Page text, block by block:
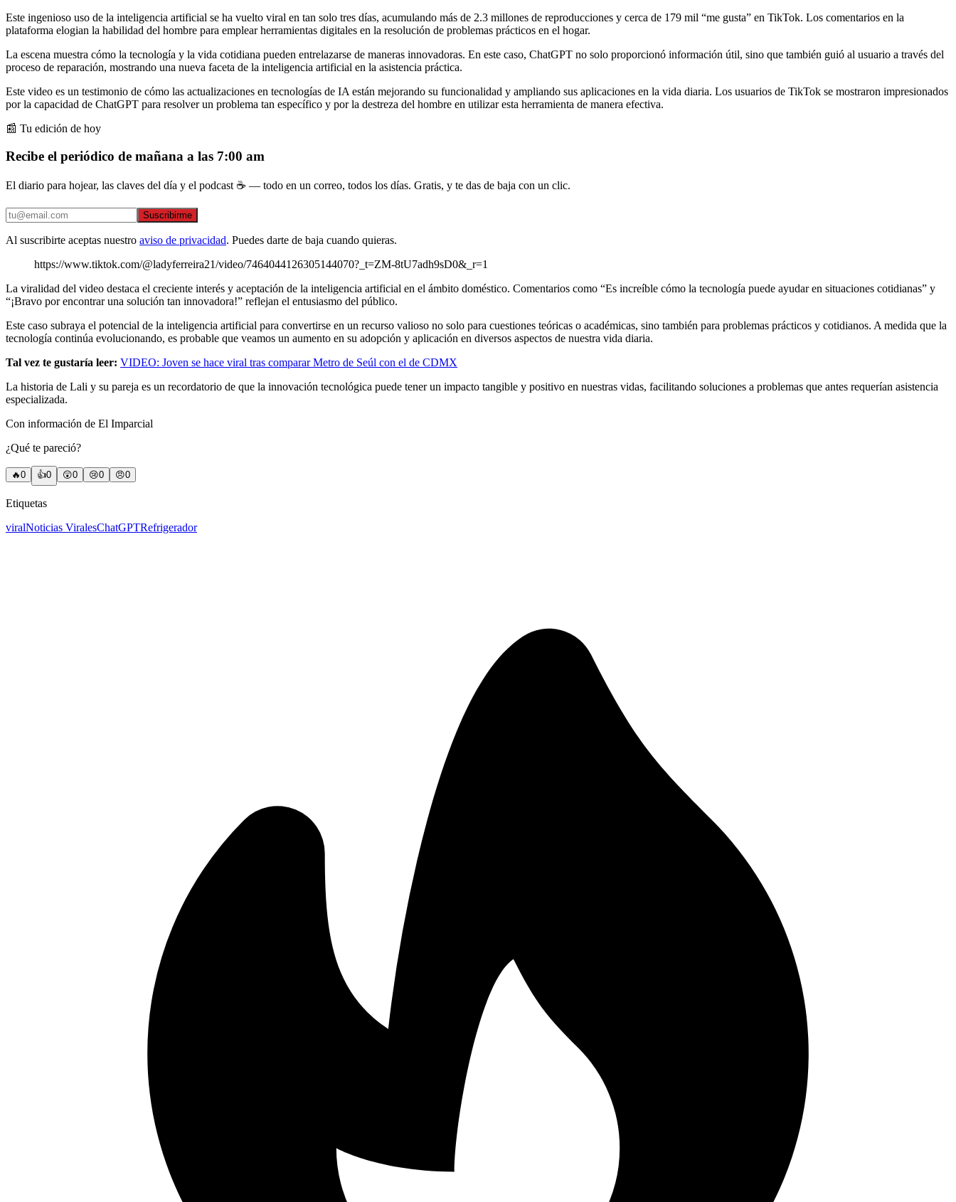
Este ingenioso uso de la inteligencia artificial se ha vuelto viral en tan solo tres días, acumulando más de 2.3 millones de reproducciones y cerca de 179 mil “me gusta” en TikTok. Los comentarios en la
plataforma elogian la habilidad del hombre para emplear herramientas digitales en la resolución de problemas prácticos en el hogar.
La escena muestra cómo la tecnología y la vida cotidiana pueden entrelazarse de maneras innovadoras. En este caso, ChatGPT no solo proporcionó información útil, sino que también guió al usuario a través del
proceso de reparación, mostrando una nueva faceta de la inteligencia artificial en la asistencia práctica.
Este video es un testimonio de cómo las actualizaciones en tecnologías de IA están mejorando su funcionalidad y ampliando sus aplicaciones en la vida diaria. Los usuarios de TikTok se mostraron impresionados
por la capacidad de ChatGPT para resolver un problema tan específico y por la destreza del hombre en utilizar esta herramienta de manera efectiva.
📰 Tu edición de hoy
Recibe el periódico de mañana a las 7:00 am
El diario para hojear, las claves del día y el podcast ☕ — todo en un correo, todos los días. Gratis, y te das de baja con un clic.
Suscribirme
Al suscribirte aceptas nuestro aviso de privacidad. Puedes darte de baja cuando quieras.
https://www.tiktok.com/@ladyferreira21/video/7464044126305144070?_t=ZM-8tU7adh9sD0&_r=1
La viralidad del video destaca el creciente interés y aceptación de la inteligencia artificial en el ámbito doméstico. Comentarios como “Es increíble cómo la tecnología puede ayudar en situaciones cotidianas” y
“¡Bravo por encontrar una solución tan innovadora!” reflejan el entusiasmo del público.
Este caso subraya el potencial de la inteligencia artificial para convertirse en un recurso valioso no solo para cuestiones teóricas o académicas, sino también para problemas prácticos y cotidianos. A medida que la
tecnología continúa evolucionando, es probable que veamos un aumento en su adopción y aplicación en diversos aspectos de nuestra vida diaria.
Tal vez te gustaría leer: VIDEO: Joven se hace viral tras comparar Metro de Seúl con el de CDMX
La historia de Lali y su pareja es un recordatorio de que la innovación tecnológica puede tener un impacto tangible y positivo en nuestras vidas, facilitando soluciones a problemas que antes requerían asistencia
especializada.
Con información de El Imparcial
¿Qué te pareció?
🔥0 👍0 😲0 😢0 😠0
Etiquetas
viralNoticias ViralesChatGPTRefrigerador